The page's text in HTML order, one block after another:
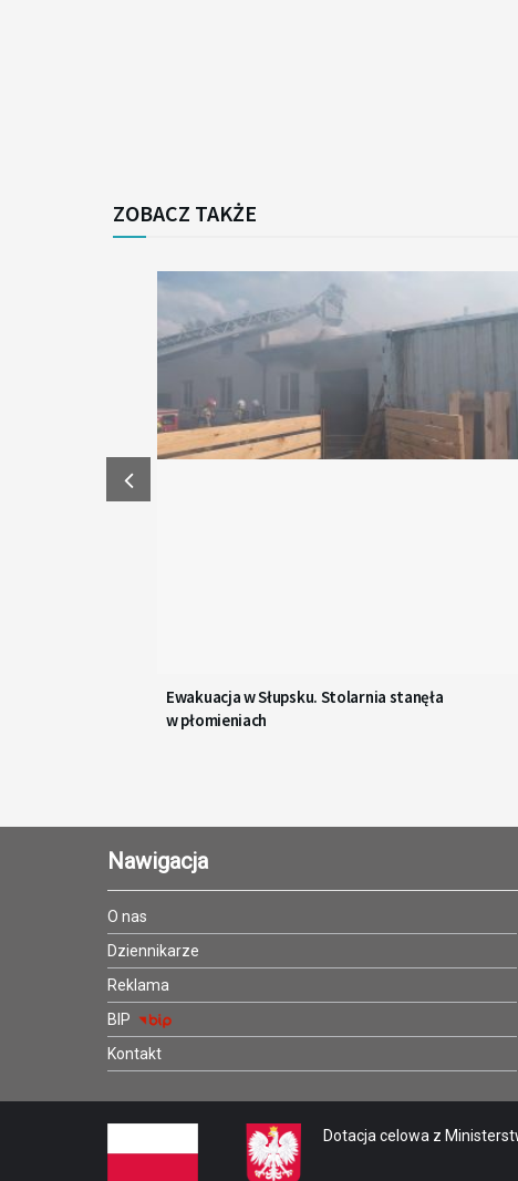
ZOBACZ TAKŻE
Ewakuacja w Słupsku. Stolarnia stanęła
w płomieniach
Nawigacja
O nas
Dziennikarze
Reklama
BIP
Kontakt
Dotacja celowa z